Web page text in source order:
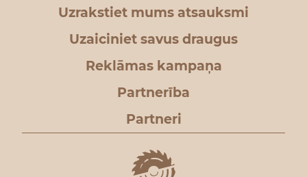
Uzrakstiet mums atsauksmi
Uzaiciniet savus draugus
Reklāmas kampaņa
Partnerība
Partneri